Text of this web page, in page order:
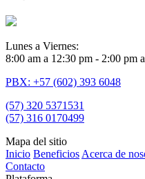
Lunes a Viernes:
8:00 am a 12:30 pm - 2:00 pm
PBX: +57 (602) 393 6048
(57) 320 5371531
(57) 316 0170499
Mapa del sitio
Inicio Beneficios Acerca de
Contacto